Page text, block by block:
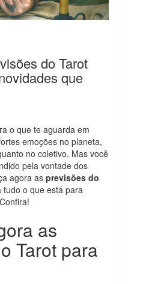
do Tarot
que
o que te aguarda em
emoções no planeta,
no coletivo. Mas você
pela vontade dos
agora asprevisões do
tudo o que está para
as
Tarot para